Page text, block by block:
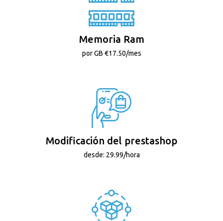
Memoria Ram
por GB €17.50/mes
Modificación del prestashop
desde: 29.99/hora